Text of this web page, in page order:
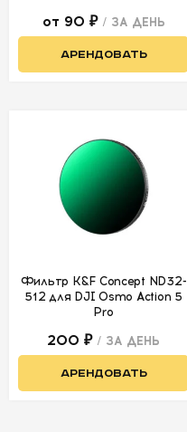
от 90 ₽ / ЗА ДЕНЬ
АРЕНДОВАТЬ
Фильтр K&F Concept ND32-
512 для DJI Osmo Action 5
Pro
200 ₽ / ЗА ДЕНЬ
АРЕНДОВАТЬ